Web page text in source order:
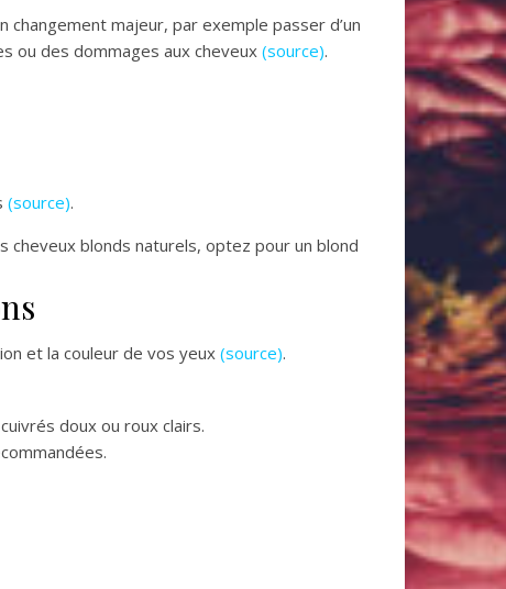
majeur, par exemple passer d’un
ou des dommages aux cheveux (source).
(source).
cheveux blonds naturels, optez pour un blond
et la couleur de vos yeux (source).
doux ou roux clairs.